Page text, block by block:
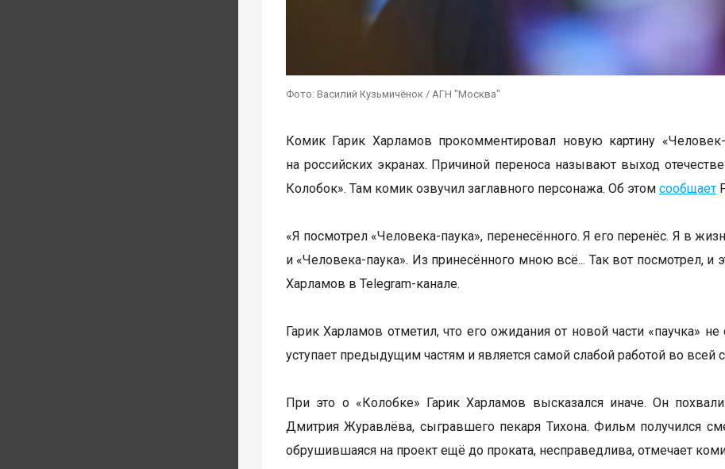
Фото: Василий Кузьмичёнок / АГН "Москва"
Комик Гарик Харламов прокомментировал новую картину
на российских экранах. Причиной переноса называют выход
Колобок». Там комик озвучил заглавного персонажа. Об этом сообщает
«Я посмотрел «Человека-паука», перенесённого. Я его перенёс. Я в
и «Человека-паука». Из принесённого мною всё... Так вот посмотрел, и
Харламов в Telegram-канале.
Гарик Харламов отметил, что его ожидания от новой части «паучка»
уступает предыдущим частям и является самой слабой работой во всей
При это о «Колобке» Гарик Харламов высказался иначе. Он
Дмитрия Журавлёва, сыгравшего пекаря Тихона. Фильм получился
обрушившаяся на проект ещё до проката, несправедлива, отмечает